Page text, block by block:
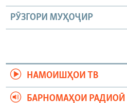
РӮЗГОРИ МУҲОҶИР
НАМОИШҲОИ ТВ
БАРНОМАҲОИ РАДИОӢ